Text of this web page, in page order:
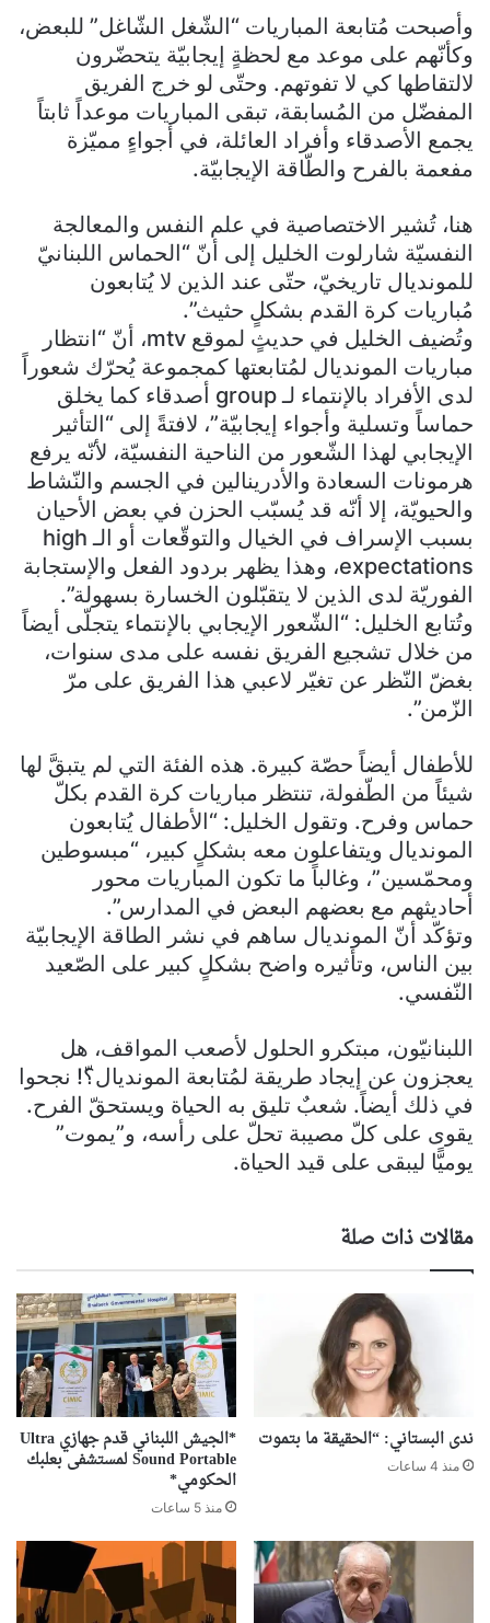
وأصبحت مُتابعة المباريات “الشّغل الشّاغل” للبعض،
وكأنّهم على موعد مع لحظةٍ إيجابيّة يتحضّرون
لالتقاطها كي لا تفوتهم. وحتّى لو خرج الفريق
المفضّل من المُسابقة، تبقى المباريات موعداً ثابتاً
يجمع الأصدقاء وأفراد العائلة، في أجواءٍ مميّزة
مفعمة بالفرح والطّاقة الإيجابيّة.
هنا، تُشير الاختصاصية في علم النفس والمعالجة
النفسيّة شارلوت الخليل إلى أنّ “الحماس اللبنانيّ
للمونديال تاريخيّ، حتّى عند الذين لا يُتابعون
مُباريات كرة القدم بشكلٍ حثيث”.
وتُضيف الخليل في حديثٍ لموقع mtv، أنّ “انتظار
مباريات المونديال لمُتابعتها كمجموعة يُحرّك شعوراً
لدى الأفراد بالإنتماء لـ group أصدقاء كما يخلق
حماساً وتسلية وأجواء إيجابيّة”، لافتةً إلى “التأثير
الإيجابي لهذا الشّعور من الناحية النفسيّة، لأنّه يرفع
هرمونات السعادة والأدرينالين في الجسم والنّشاط
والحيويّة، إلا أنّه قد يُسبّب الحزن في بعض الأحيان
بسبب الإسراف في الخيال والتوقّعات أو الـ high
expectations، وهذا يظهر بردود الفعل والإستجابة
الفوريّة لدى الذين لا يتقبّلون الخسارة بسهولة”.
وتُتابع الخليل: “الشّعور الإيجابي بالإنتماء يتجلّى أيضاً
من خلال تشجيع الفريق نفسه على مدى سنوات،
بغضّ النّظر عن تغيّر لاعبي هذا الفريق على مرّ
الزّمن”.
للأطفال أيضاً حصّة كبيرة. هذه الفئة التي لم يتبقَّ لها
شيئاً من الطّفولة، تنتظر مباريات كرة القدم بكلّ
حماس وفرح. وتقول الخليل: “الأطفال يُتابعون
المونديال ويتفاعلون معه بشكلٍ كبير، “مبسوطين
ومحمّسين”، وغالباً ما تكون المباريات محور
أحاديثهم مع بعضهم البعض في المدارس”.
وتؤكّد أنّ المونديال ساهم في نشر الطاقة الإيجابيّة
بين الناس، وتأثيره واضح بشكلٍ كبير على الصّعيد
النّفسي.
اللبنانيّون، مبتكرو الحلول لأصعب المواقف، هل
يعجزون عن إيجاد طريقة لمُتابعة المونديال؟ّ! نجحوا
في ذلك أيضاً. شعبٌ تليق به الحياة ويستحقّ الفرح.
يقوى على كلّ مصيبة تحلّ على رأسه، و”يموت”
يوميًّا ليبقى على قيد الحياة.
مقالات ذات صلة
ندى البستاني: “الحقيقة ما بتموت
منذ 4 ساعات
*الجيش اللبناني قدم جهازي Ultra
Sound Portable لمستشفى بعلبك
الحكومي*
منذ 5 ساعات